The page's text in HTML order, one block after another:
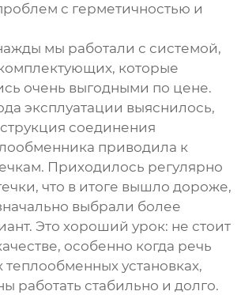
с герметичностью и
мы работали с системой,
которые
очень выгодными по цене.
эксплуатации выяснилось,
соединения
приводила к
Приходилось регулярно
что в итоге вышло дороже,
выбрали более
Это хороший урок: не стоит
особенно когда речь
теплообменных установках,
работать стабильно и долго.